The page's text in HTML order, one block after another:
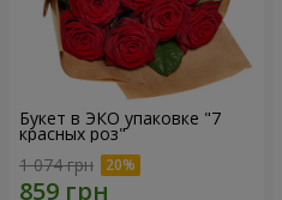
Букет в ЭКО упаковке "7
красных роз"
1 074 грн